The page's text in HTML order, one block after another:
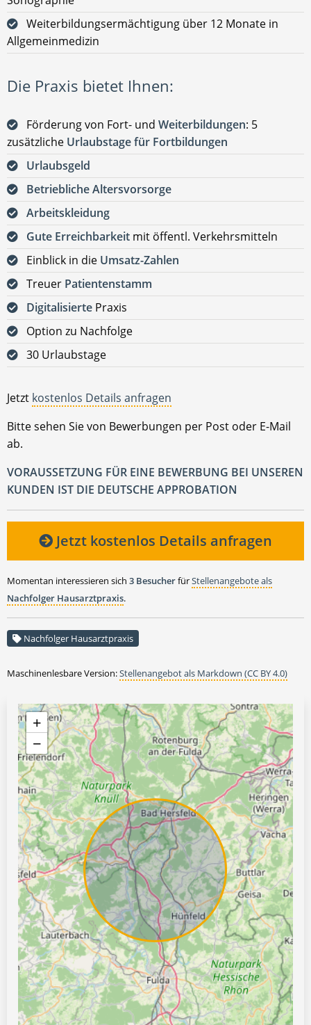
Weiterbildungsermächtigung über 12 Monate in
Allgemeinmedizin
Die Praxis bietet Ihnen:
Förderung von Fort- und Weiterbildungen: 5
zusätzliche Urlaubstage für Fortbildungen
Urlaubsgeld
Betriebliche Altersvorsorge
Arbeitskleidung
Gute Erreichbarkeit mit öffentl. Verkehrsmitteln
Einblick in die Umsatz-Zahlen
Treuer Patientenstamm
Digitalisierte Praxis
Option zu Nachfolge
30 Urlaubstage
Jetzt kostenlos Details anfragen
Bitte sehen Sie von Bewerbungen per Post oder E-Mail
ab.
VORAUSSETZUNG FÜR EINE BEWERBUNG BEI UNSEREN
KUNDEN IST DIE DEUTSCHE APPROBATION
Jetzt kostenlos Details anfragen
Momentan interessieren sich 3 BesucherfürStellenangebote als
Nachfolger Hausarztpraxis.
Nachfolger Hausarztpraxis
Maschinenlesbare Version:Stellenangebot als Markdown (CC BY 4.0)
+
−